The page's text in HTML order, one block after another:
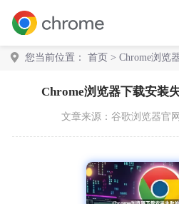
您当前位置： 首页 > Chrome浏览
Chrome浏览器下载安装
文章来源： 谷歌浏览器官网